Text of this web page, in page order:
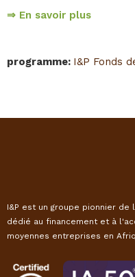
⇒ En savoir plus
programme: I&P Fonds
I&P est un groupe pionnier
dédié au financement et à
moyennes entreprises en